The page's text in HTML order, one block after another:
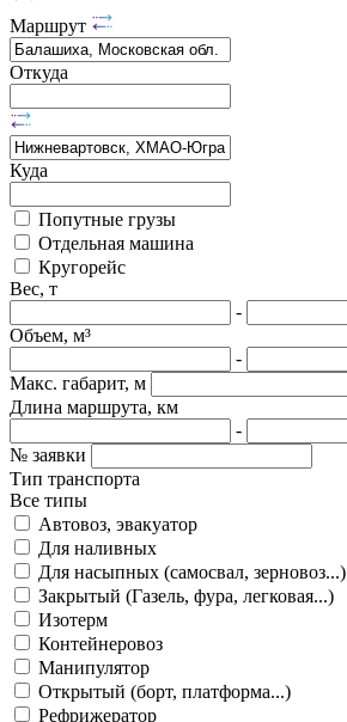
Маршрут
Откуда
Куда
Попутные грузы
Отдельная машина
Кругорейс
Вес, т
-
Объем, м³
-
Макс. габарит, м
Длина маршрута, км
-
№ заявки
Тип транспорта
Все типы
Автовоз, эвакуатор
Для наливных
Для насыпных (самосвал, зерновоз...)
Закрытый (Газель, фура, легковая...)
Изотерм
Контейнеровоз
Манипулятор
Открытый (борт, платформа...)
Рефрижератор